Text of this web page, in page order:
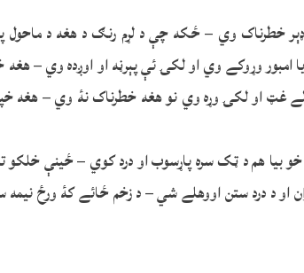
خطرناک وي – ځکه چې د لړم رنګ د هغه د ماحول
يا امبور وړوکے وي او لکۍ ئې پېرڼه او اوږده وي
غټ او لکۍ وړه وي نو هغه خطرناک نۀ وي – هغه
خو بيا هم د ټک سره پاړسوب او درد کوي – ځينې
او د درد ستن اووهلے شي – د زخم ځائے کۀ ورځ نيمه